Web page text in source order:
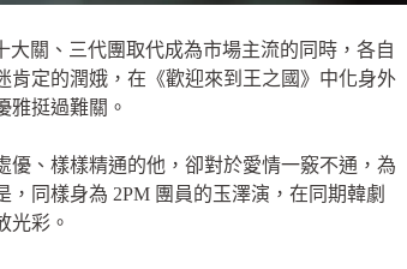
大關、三代團取代成為市場主流的同時，各自
定的潤娥，在《歡迎來到王之國》中化身外
雅挺過難關。
、樣樣精通的他，卻對於愛情一竅不通，為
同樣身為 2PM 團員的玉澤演，在同期韓劇
光彩。